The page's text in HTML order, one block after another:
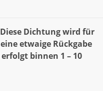
Dichtung wird für
etwaige Rückgabe
binnen 1 – 10